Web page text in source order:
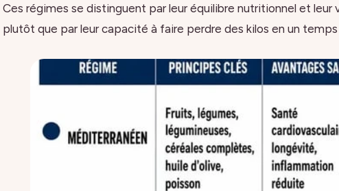
Ces régimes se distinguent par leur équilibre nutritionnel et leur
plutôt que par leur capacité à faire perdre des kilos en un temps